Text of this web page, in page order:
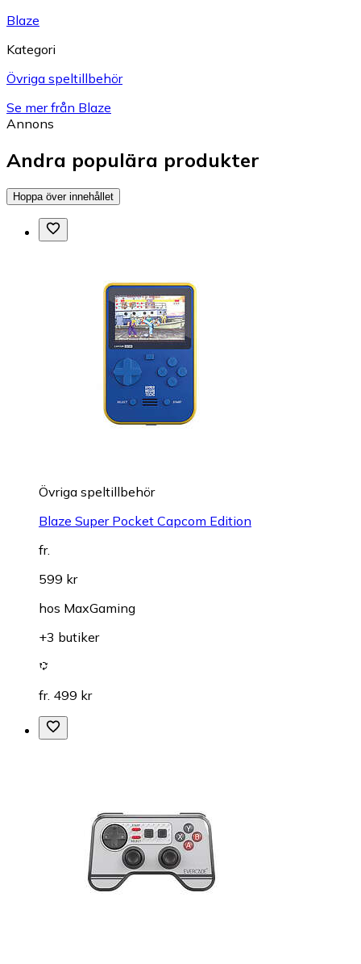
Blaze
Kategori
Övriga speltillbehör
Se mer från Blaze
Annons
Andra populära produkter
Hoppa över innehållet
Övriga speltillbehör
Blaze Super Pocket Capcom Edition
fr.
599 kr
hos MaxGaming
+3 butiker
fr. 499 kr